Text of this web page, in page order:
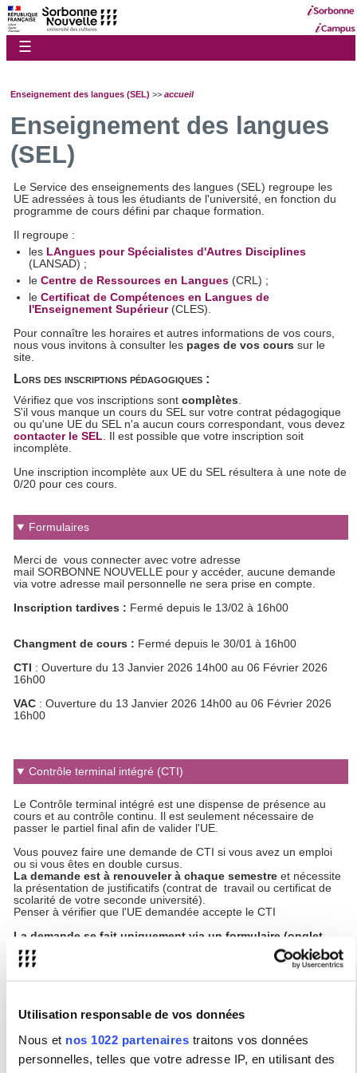
Utilisation responsable de vos données
Nous et nos 1022 partenaires traitons vos données
personnelles, telles que votre adresse IP, en utilisant des
☰
Enseignement des langues (SEL) >> accueil
Enseignement des langues
(SEL)
Le Service des enseignements des langues (SEL) regroupe les
UE adressées à tous les étudiants de l'université, en fonction du
programme de cours défini par chaque formation.
Il regroupe :
les LAngues pour Spécialistes d'Autres Disciplines
(LANSAD) ;
leCentre de Ressources en Langues (CRL) ;
leCertificat de Compétences en Langues de
l'Enseignement Supérieur(CLES).
Pour connaître les horaires et autres informations de vos cours,
nous vous invitons à consulter les pages de vos cours sur le
site.
Lors des inscriptions pédagogiques :
Vérifiez que vos inscriptions sontcomplètes.
S'il vous manque un cours du SEL sur votre contrat pédagogique
ou qu'une UE du SEL n'a aucun cours correspondant, vous devez
contacter le SEL. Il est possible que votre inscription soit
incomplète.
Une inscription incomplète aux UE du SEL résultera à une note de
0/20 pour ces cours.
Formulaires
Merci de vous connecter avec votre adresse
mail SORBONNE NOUVELLE pour y accéder, aucune demande
via votre adresse mail personnelle ne sera prise en compte.
Inscription tardives : Fermé depuis le 13/02 à 16h00
Changment de cours : Fermé depuis le 30/01 à 16h00
CTI : Ouverture du 13 Janvier 2026 14h00 au 06 Février 2026
16h00
VAC : Ouverture du 13 Janvier 2026 14h00 au 06 Février 2026
16h00
Contrôle terminal intégré (CTI)
Le Contrôle terminal intégré est une dispense de présence au
cours et au contrôle continu. Il est seulement nécessaire de
passer le partiel final afin de valider l'UE.
Vous pouvez faire une demande de CTI si vous avez un emploi
ou si vous êtes en double cursus.
La demande est à renouveler à chaque semestreet nécessite
la présentation de justificatifs (contrat de travail ou certificat de
scolarité de votre seconde université).
Penser à vérifier que l'UE demandée accepte le CTI
La demande se fait uniquement via un formulaire (onglet
formulaire)
Toutes les demandes sont étudiées, mais pas
forcément accordées : il faut donc suivre les cours tant que vous
La Validation d'acquis (VAC) est la reconnaissance d'ECTS